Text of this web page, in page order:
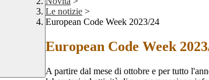
Le notizie >
European Code Week 2023/24
European Code Week
A partire dal mese di ottobre e per tutto